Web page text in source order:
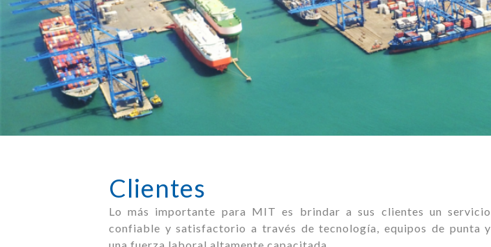
Clientes
Lo más importante para MIT es brindar a sus clientes un servicio
confiable y satisfactorio a través de tecnología, equipos de punta y
una fuerza laboral altamente capacitada.